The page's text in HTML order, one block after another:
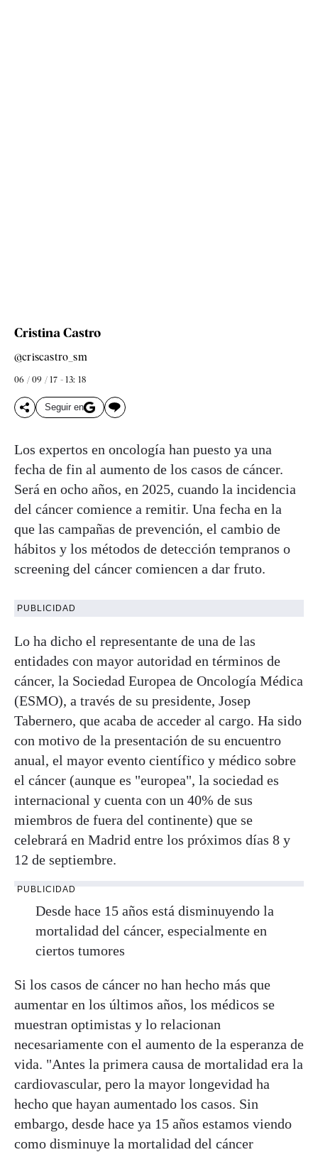
Cristina Castro
@criscastro_sm
06 / 09 / 17 - 13: 18
Seguir en
Los expertos en oncología han puesto ya una
fecha de fin al aumento de los casos de cáncer.
Será en ocho años, en 2025, cuando la incidencia
del cáncer comience a remitir. Una fecha en la
que las campañas de prevención, el cambio de
hábitos y los métodos de detección tempranos o
screening del cáncer comiencen a dar fruto.
PUBLICIDAD
Lo ha dicho el representante de una de las
entidades con mayor autoridad en términos de
cáncer, la Sociedad Europea de Oncología Médica
(ESMO), a través de su presidente, Josep
Tabernero, que acaba de acceder al cargo. Ha sido
con motivo de la presentación de su encuentro
anual, el mayor evento científico y médico sobre
el cáncer (aunque es "europea", la sociedad es
internacional y cuenta con un 40% de sus
miembros de fuera del continente) que se
celebrará en Madrid entre los próximos días 8 y
12 de septiembre.
PUBLICIDAD
Desde hace 15 años está disminuyendo la
mortalidad del cáncer, especialmente en
ciertos tumores
Si los casos de cáncer no han hecho más que
aumentar en los últimos años, los médicos se
muestran optimistas y lo relacionan
necesariamente con el aumento de la esperanza de
vida. "Antes la primera causa de mortalidad era la
cardiovascular, pero la mayor longevidad ha
hecho que hayan aumentado los casos. Sin
embargo, desde hace ya 15 años estamos viendo
como disminuye la mortalidad del cáncer